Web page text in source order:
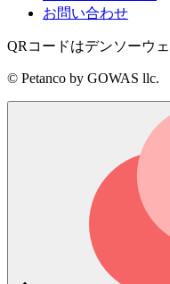
お問い合わせ
QRコードはデンソーウ
© Petanco by GOWAS llc.